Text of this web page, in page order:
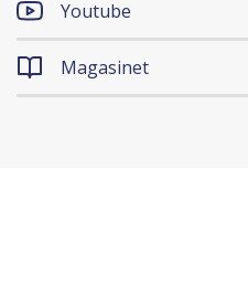
Youtube
Magasinet